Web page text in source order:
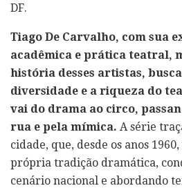
DF.
Tiago De Carvalho, com sua
acadêmica e prática teatral,
história desses artistas,
diversidade e a riqueza do
vai do drama ao circo,
rua e pela mímica. A série
cidade, que, desde os anos
própria tradição dramática,
cenário nacional e abordando